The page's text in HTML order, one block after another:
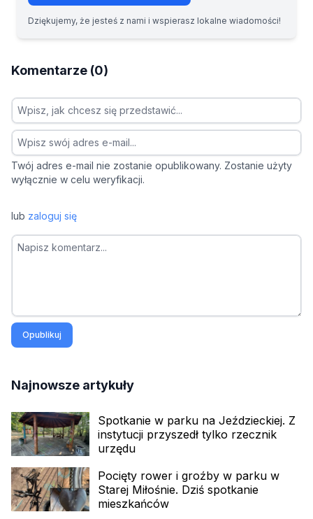
Dziękujemy, że jesteś z nami i wspierasz lokalne wiadomości!
Komentarze (0)
Twój adres e-mail nie zostanie opublikowany. Zostanie użyty
wyłącznie w celu weryfikacji.
lub zaloguj się
Opublikuj
Najnowsze artykuły
Spotkanie w parku na Jeździeckiej. Z
instytucji przyszedł tylko rzecznik
urzędu
Pocięty rower i groźby w parku w
Starej Miłośnie. Dziś spotkanie
mieszkańców